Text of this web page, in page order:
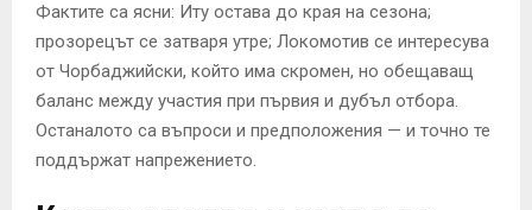
Фактите са ясни: Иту остава до края на сезона;
прозорецът се затваря утре; Локомотив се интересува
от Чорбаджийски, който има скромен, но обещаващ
баланс между участия при първия и дубъл отбора.
Останалото са въпроси и предположения — и точно те
поддържат напрежението.